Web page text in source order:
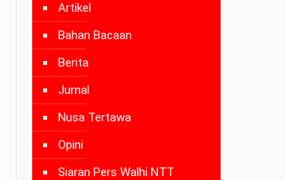
Artikel
Bahan Bacaan
Berita
Jurnal
Nusa Tertawa
Opini
Siaran Pers Walhi NTT